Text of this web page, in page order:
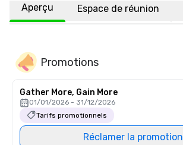
Aperçu Espace de réunion
Promotions
Gather More, Gain More
01/01/2026 - 31/12/2026
Tarifs promotionnels
Réclamer la promotion